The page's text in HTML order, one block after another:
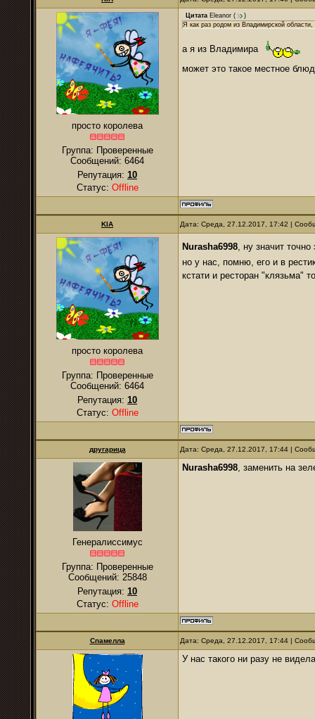
просто королева
Группа: Проверенные
Сообщений: 6464
Репутация: 10
Статус: Offline
Цитата Eleanor (
)
Я как раз родом из Владимирской области,
а я из Владимира
может это такое местное
KIA Дата: Среда, 27.12.2017, 17:42 |
просто королева
Группа: Проверенные
Сообщений: 6464
Репутация: 10
Статус: Offline
Nurasha6998 , ну значит
но у нас, помню, его и в
кстати и ресторан "клязьма"
другарица Дата: Среда, 27.12.2017, 17:44 |
Генералиссимус
Группа: Проверенные
Сообщений: 25848
Репутация: 10
Статус: Offline
Nurasha6998, заменить на
Спамелла Дата: Среда, 27.12.2017, 17:44 |
У нас такого ни разу не